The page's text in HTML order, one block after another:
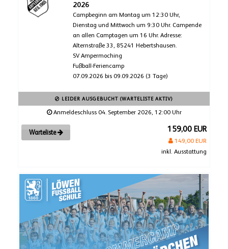
2026
Campbeginn am Montag um 12:30 Uhr,
Dienstag und Mittwoch um 9:30 Uhr. Campende
an allen Camptagen um 16 Uhr. Adresse:
Alternstraße 33, 85241 Hebertshausen.
SV Ampermoching
Fußball-Feriencamp
07.09.2026 bis 09.09.2026 (3 Tage)
LEIDER AUSGEBUCHT (WARTELISTE AKTIV)
Anmeldeschluss 04. September 2026, 12:00 Uhr
Warteliste 159,00 EUR
149,00 EUR
inkl. Ausstattung